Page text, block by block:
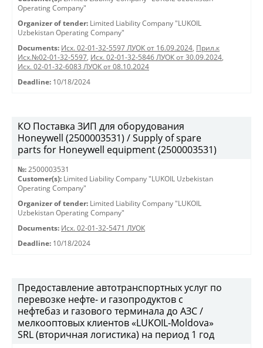
Operating Company"
Organizer of tender: Limited Liability Company "LUKOIL
Uzbekistan Operating Company"
Documents: Исх. 02-01-32-5597 ЛУОК от 16.09.2024, Прил.к
Исх.№02-01-32-5597, Исх. 02-01-32-5846 ЛУОК от 30.09.2024,
Исх. 02-01-32-6083 ЛУОК от 08.10.2024
Deadline: 10/18/2024
КО Поставка ЗИП для оборудования
Honeywell (2500003531) / Supply of spare
parts for Honeywell equipment (2500003531)
№: 2500003531
Customer(s): Limited Liability Company "LUKOIL Uzbekistan
Operating Company"
Organizer of tender: Limited Liability Company "LUKOIL
Uzbekistan Operating Company"
Documents: Исх. 02-01-32-5471 ЛУОК
Deadline: 10/18/2024
Предоставление автотранспортных услуг по
перевозке нефте- и газопродуктов с
нефтебаз и газового терминала до АЗС /
мелкооптовых клиентов «LUKOIL-Moldova»
SRL (вторичная логистика) на период 1 год